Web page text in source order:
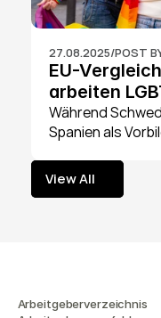
27.08.2025/POST
EU-
arbeiten
sichersten
Während
Spanien als
tun.
View All
View All
Arbeitgeberverzeichnis